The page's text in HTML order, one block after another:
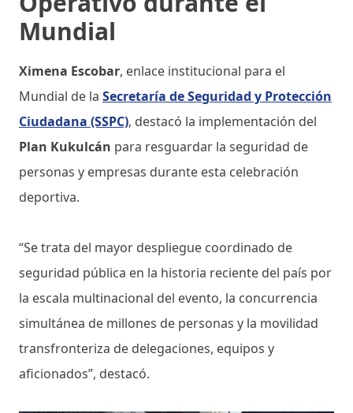
Mundial
Ximena Escobar, enlace institucional para el
Mundial de la Secretaría de Seguridad y Protección
Ciudadana (SSPC), destacó la implementación del
Plan Kukulcán para resguardar la seguridad de
personas y empresas durante esta celebración
deportiva.
“Se trata del mayor despliegue coordinado de
seguridad pública en la historia reciente del país por
la escala multinacional del evento, la concurrencia
simultánea de millones de personas y la movilidad
transfronteriza de delegaciones, equipos y
aficionados”, destacó.